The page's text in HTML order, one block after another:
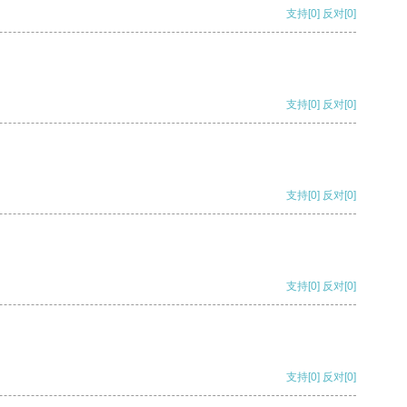
支持[0] 反对[0]
支持[0] 反对[0]
支持[0] 反对[0]
支持[0] 反对[0]
支持[0] 反对[0]